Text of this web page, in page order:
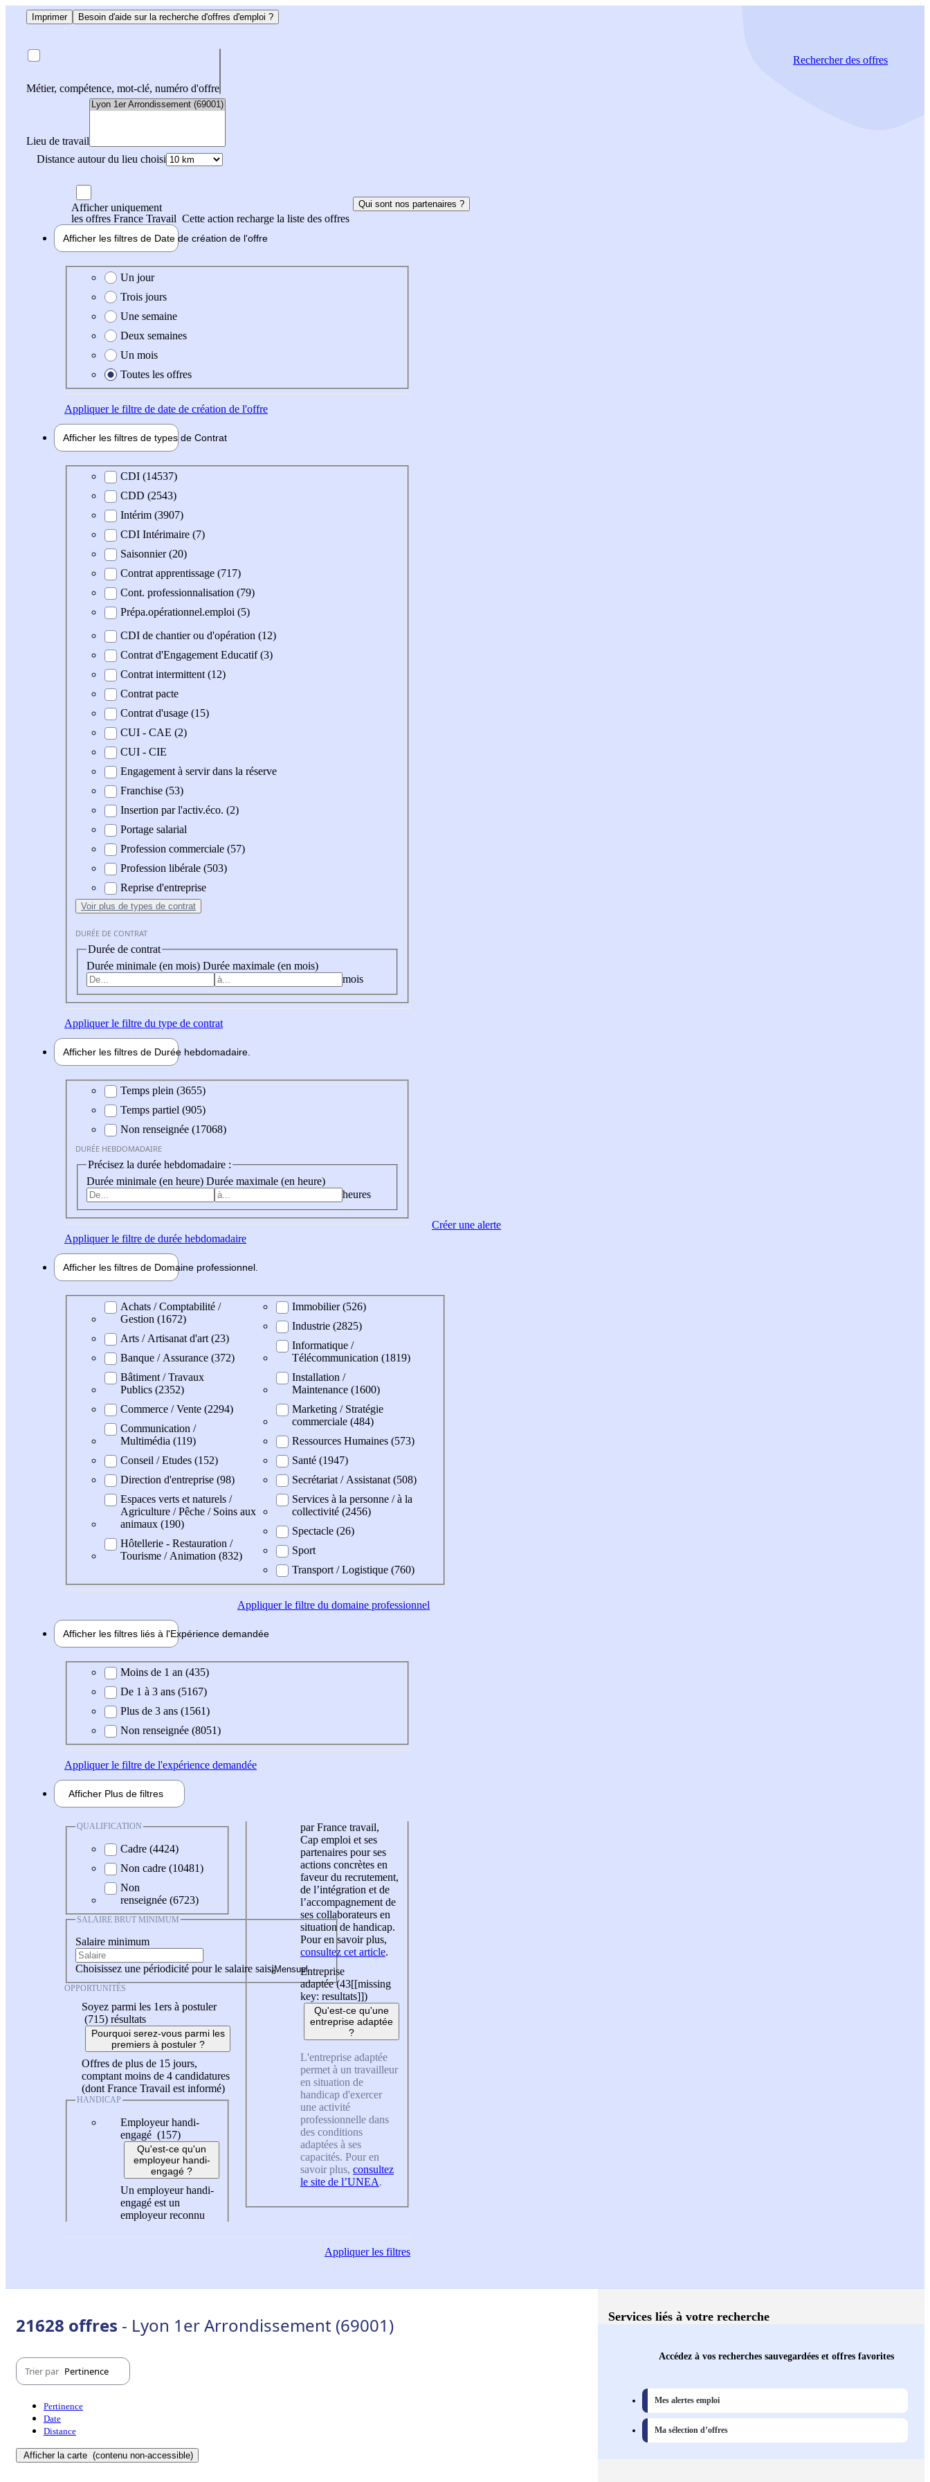
Imprimer Besoin d'aide sur la recherche d'offres d'emploi ?
Métier, compétence, mot-clé, numéro d'offre
Lieu de travail
Distance autour du lieu choisi
Rechercherdes offres
Afficher uniquement
les offres France Travail Cette action recharge la liste des offres
Qui sont nos partenaires ?
Afficher les filtres de Date de création de l'offre
Date de création de l'offre
Un jour
Trois jours
Une semaine
Deux semaines
Un mois
Toutes les offres
Appliquerle filtre de date de création de l'offre
Afficher les filtres de types de Contrat
Type de contratCDI (14537)
CDD (2543)
Intérim (3907)
CDI Intérimaire (7)
Saisonnier (20)
Contrat apprentissage (717)
Cont. professionnalisation (79)
Prépa.opérationnel.emploi (5)
CDI de chantier ou d'opération (12)
Contrat d'Engagement Educatif (3)
Contrat intermittent (12)
Contrat pacte
Contrat d'usage (15)
CUI - CAE (2)
CUI - CIE
Engagement à servir dans la réserve
Franchise (53)
Insertion par l'activ.éco. (2)
Portage salarial
Profession commerciale (57)
Profession libérale (503)
Reprise d'entreprise
Voir plus de types de contrat
DURÉE DE CONTRAT
Durée de contrat
Durée minimale (en mois) Durée maximale (en mois)
mois
Appliquerle filtre du type de contrat
Afficher les filtres de Durée hebdomadaire
Durée hebdomadaire
Temps plein (3655)
Temps partiel (905)
Non renseignée (17068)
DURÉE HEBDOMADAIRE
Précisez la durée hebdomadaire :
Durée minimale (en heure) Durée maximale (en heure)
heures
Appliquerle filtre de durée hebdomadaire
Afficher les filtres de Domaine professionnel
Domaine professionel
Achats / Comptabilité /
Gestion (1672)
Arts / Artisanat d'art (23)
Banque / Assurance (372)
Bâtiment / Travaux
Publics (2352)
Commerce / Vente (2294)
Communication /
Multimédia (119)
Conseil / Etudes (152)
Direction d'entreprise (98)
Espaces verts et naturels /
Agriculture / Pêche / Soins aux
animaux (190)
Hôtellerie - Restauration /
Tourisme / Animation (832)
Immobilier (526)
Industrie (2825)
Informatique /
Télécommunication (1819)
Installation /
Maintenance (1600)
Marketing / Stratégie
commerciale (484)
Ressources Humaines (573)
Santé (1947)
Secrétariat / Assistanat (508)
Services à la personne / à la
collectivité (2456)
Spectacle (26)
Sport
Transport / Logistique (760)
Appliquerle filtre du domaine professionnel
Afficher les filtres liés à l'Expérience demandée
Expérience demandée
Moins de 1 an (435)
De 1 à 3 ans (5167)
Plus de 3 ans (1561)
Non renseignée (8051)
Appliquerle filtre de l'expérience demandée
Afficher Plus de filtres
QUALIFICATION
Cadre (4424)
Non cadre (10481)
Non
renseignée (6723)
SALAIRE BRUT MINIMUM
Salaire minimum
Choisissez une périodicité pour le salaire saisi
OPPORTUNITÉS
Soyez parmi les 1ers à postuler
(715) résultats
Pourquoi serez-vous parmi les
premiers à postuler ?
Offres de plus de 15 jours,
comptant moins de 4 candidatures
(dont France Travail est informé)
HANDICAP
Employeur handi-
engagé (157)
Qu'est-ce qu'un
employeur handi-
engagé ?
Un employeur handi-
engagé est un
employeur reconnu
par France travail,
Cap emploi et ses
partenaires pour ses
actions concrètes en
faveur du recrutement,
de l’intégration et de
l’accompagnement de
ses collaborateurs en
situation de handicap.
Pour en savoir plus,
consultez cet article.
Entreprise
adaptée (43[[missing
key: resultats]])
Qu'est-ce qu'une
entreprise adaptée
?
L'entreprise adaptée
permet à un travailleur
en situation de
handicap d'exercer
une activité
professionnelle dans
des conditions
adaptées à ses
capacités. Pour en
savoir plus, consultez
le site de l’UNEA.
Appliquerles filtres
Créer une alerte
21628 offres - Lyon 1er Arrondissement (69001)
Trier par Pertinence
Pertinence
Date
Distance
Afficher la carte (contenu non-accessible)
Services liés à votre recherche
Accédez à vos recherches sauvegardées et offres favorites
Mes alertes emploi
Ma sélection d’offres